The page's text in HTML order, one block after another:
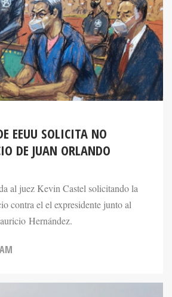
EEUU SOLICITA NO
DE JUAN ORLANDO
al juez Kevin Castel solicitando la
contra el el expresidente junto al
Hernández.